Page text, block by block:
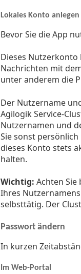
Lokales Konto anlegen
Bevor Sie die App
Dieses
Nachrichten mit
unter anderem die
Der Nutzername
Agilogik Service-
Nutzernamen und
Sie sonst
dieses Konto stets
halten.
Wichtig: Achten
Ihres
selbsttätig. Der
Passwort ändern
In kurzen
Im Web-Portal